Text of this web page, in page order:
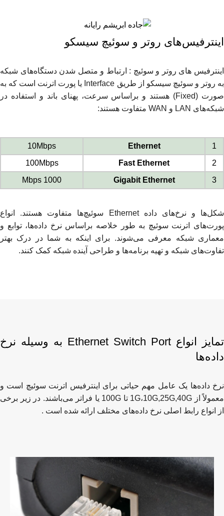
اینترفیس‌های روتر و سوئیچ سیسکو
اینترفیس های روتر و سوئیچ : ارتباط و متصل شدن دستگاه‌های شبکه
به روتر و سوئیچ سیسکو از طریق Interface یا پورت اترنت است که به
صورت (Fixed) هستند و براساس سرعت، پهنای باند و استفاده در
شبکه‌های LAN و WAN متفاوت هستند:
1
Ethernet
10Mbps
2
Fast Ethernet
100Mbps
3
Gigabit Ethernet
1000 Mbps
شکل‌ها و نرخ‌های داده Ethernet سوئیچ‌ها متفاوت هستند. انواع
پورت‌های اترنت سوئیچ به طور خلاصه براساس نرخ داده‌ها، توابع و
معماری شبکه معرفی می‌شوند. برای اینکه به شما در درک بهتر
تفاوت‌های شبکه و تهیه برنامه‌ها و طراحی آینده شبکه کمک کنند.
تمایز انواع Ethernet Switch Port به وسیله نرخ
داده‌ها
نرخ داده‌ها یک عامل مهم حیاتی برای اینترفیس اترنت سوئیچ است و
معمولاً از 1G،10G,25G,40G تا 100G یا فراتر می‌باشند. در زیر برخی
از انواع رابط اصلی نرخ داده‌های مختلف ارائه شده است .